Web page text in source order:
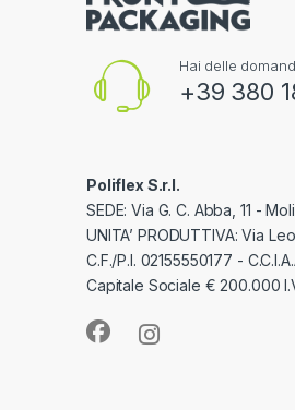
Hai delle
+39 380
Poliflex S.r.l.
SEDE: Via G. C. Abba, 11 -
UNITA’ PRODUTTIVA: Via
C.F./P.I. 02155550177 -
Capitale Sociale € 200.000